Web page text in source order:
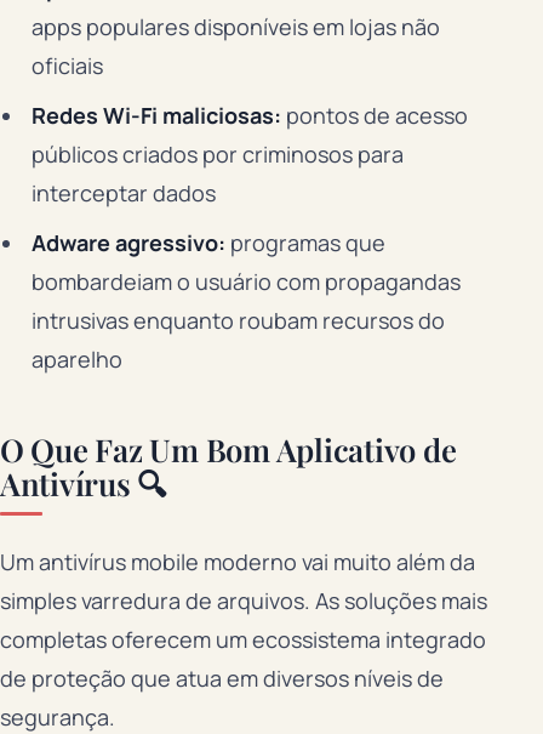
apps populares disponíveis em lojas não
oficiais
Redes Wi-Fi maliciosas: pontos de acesso
públicos criados por criminosos para
interceptar dados
Adware agressivo: programas que
bombardeiam o usuário com propagandas
intrusivas enquanto roubam recursos do
aparelho
O Que Faz Um Bom Aplicativo de
Antivírus 🔍
Um antivírus mobile moderno vai muito além da
simples varredura de arquivos. As soluções mais
completas oferecem um ecossistema integrado
de proteção que atua em diversos níveis de
segurança.